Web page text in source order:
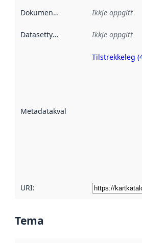
Dokumentasjon Ikkje oppgitt
Datasettype Ikkje oppgitt
Metadatakvalitet
Metadatakvalitet
Tilstrekkeleg
URI:
Tema